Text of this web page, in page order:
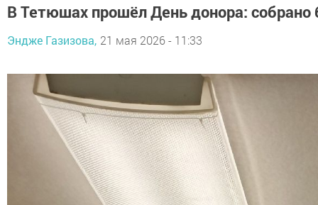
В Тетюшах прошёл День донора: собрано
Эндже Газизова, 21 мая 2026 - 11:33